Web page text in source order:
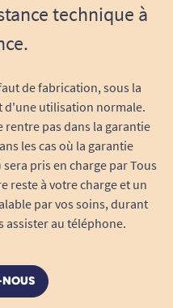
conserver le
en magnésium et
et durabilité.
techniques :
cm x 40 cm x 76 cm
prises femelles XLR
technique à
de fabrication, sous la
utilisation normale.
pas dans la garantie
les cas où la garantie
pris en charge par Tous
reste à votre charge et un
par vos soins, durant
assister au téléphone.